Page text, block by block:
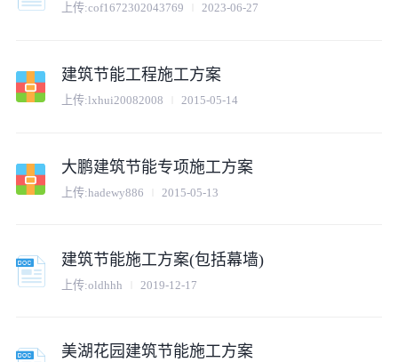
上传:cof1672302043769 2023-06-27
建筑节能工程施工方案
上传:lxhui20082008 2015-05-14
大鹏建筑节能专项施工方案
上传:hadewy886 2015-05-13
建筑节能施工方案(包括幕墙)
上传:oldhhh 2019-12-17
美湖花园建筑节能施工方案